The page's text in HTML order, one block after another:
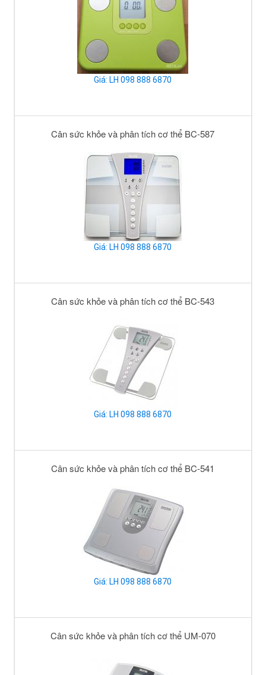
Giá: LH 098 888 6870
Cân sức khỏe và phân tích cơ thể BC-587
Giá: LH 098 888 6870
Cân sức khỏe và phân tích cơ thể BC-543
Giá: LH 098 888 6870
Cân sức khỏe và phân tích cơ thể BC-541
Giá: LH 098 888 6870
Cân sức khỏe và phân tích cơ thể UM-070